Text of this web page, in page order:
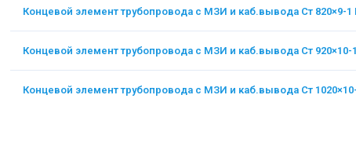
Концевой элемент трубопровода с МЗИ и каб.вывода Ст 820×9-
Концевой элемент трубопровода с МЗИ и каб.вывода Ст
Концевой элемент трубопровода с МЗИ и каб.вывода Ст